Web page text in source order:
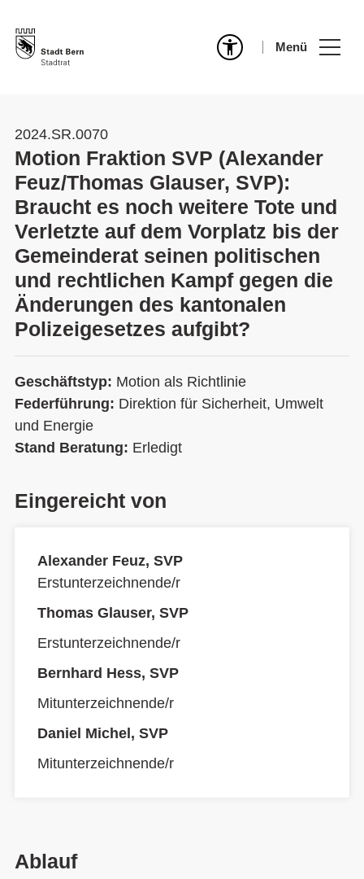
Menü
2024.SR.0070
Motion Fraktion SVP (Alexander
Feuz/Thomas Glauser, SVP):
Braucht es noch weitere Tote und
Verletzte auf dem Vorplatz bis der
Gemeinderat seinen politischen
und rechtlichen Kampf gegen die
Änderungen des kantonalen
Polizeigesetzes aufgibt?
Geschäftstyp: Motion als Richtlinie
Federführung: Direktion für Sicherheit, Umwelt
und Energie
Stand Beratung: Erledigt
Eingereicht von
Alexander Feuz, SVP
Erstunterzeichnende/r
Thomas Glauser, SVP
Erstunterzeichnende/r
Bernhard Hess, SVP
Mitunterzeichnende/r
Daniel Michel, SVP
Mitunterzeichnende/r
Ablauf